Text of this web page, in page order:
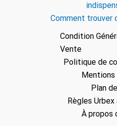
Comment trouver
Condition
Vente
Politique de
Mentions
Plan
Règles
À propos